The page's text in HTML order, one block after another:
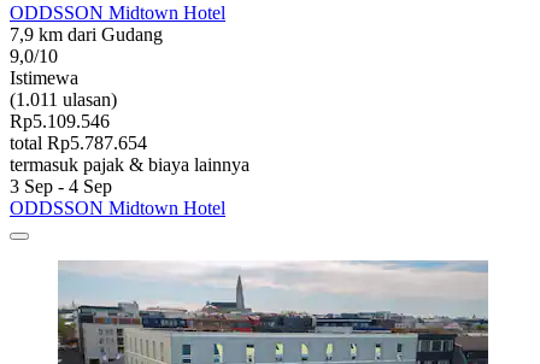
ODDSSON Midtown Hotel
7,9 km dari Gudang
9,0/10
Istimewa
(1.011 ulasan)
Rp5.109.546
total Rp5.787.654
termasuk pajak & biaya lainnya
3 Sep - 4 Sep
ODDSSON Midtown Hotel